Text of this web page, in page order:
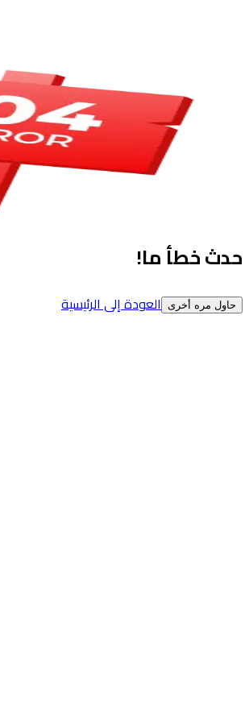
حدث خطأ ما!
حاول مره أخرى العودة إلى الرئيسية